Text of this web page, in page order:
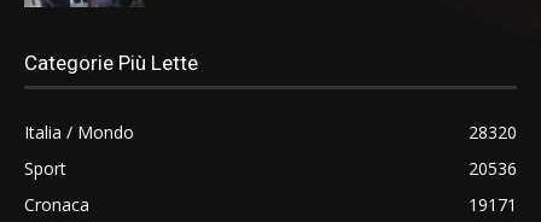
Categorie Più Lette
Italia / Mondo
28320
Sport
20536
Cronaca
19171